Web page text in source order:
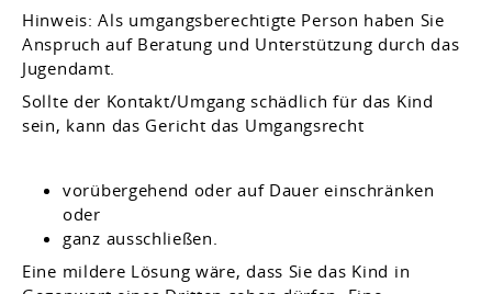
Hinweis: Als umgangsberechtigte Person haben Sie
Anspruch auf Beratung und Unterstützung durch das
Jugendamt.
Sollte der Kontakt/Umgang schädlich für das Kind
sein, kann das Gericht das Umgangsrecht
vorübergehend oder auf Dauer einschränken
oder
ganz ausschließen.
Eine mildere Lösung wäre, dass Sie das Kind in